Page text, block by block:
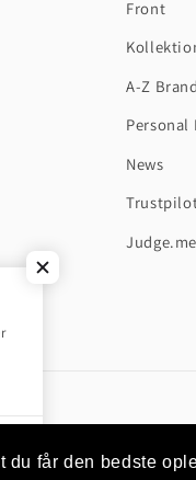
får den bedste
Front
A-Z
Personal
News